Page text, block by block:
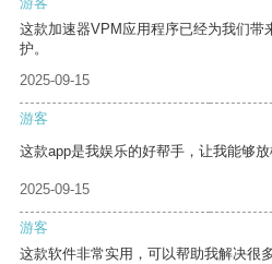
这款加速器VPM应用程序已经为我们带
护。
2025-09-15
游客
这款app是我娱乐的好帮手，让我能够放
2025-09-15
游客
这款软件非常实用，可以帮助我解决很